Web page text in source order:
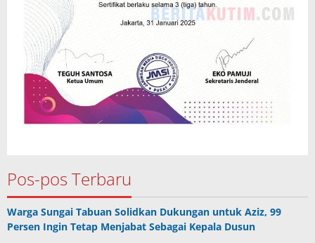
Pos-pos Terbaru
Warga Sungai Tabuan Solidkan Dukungan untuk Aziz, 99
Persen Ingin Tetap Menjabat Sebagai Kepala Dusun